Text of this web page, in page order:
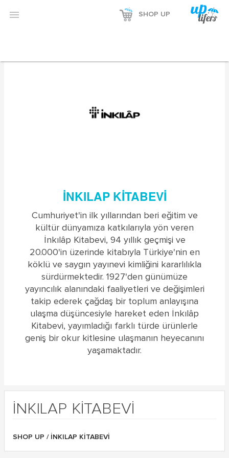
 SHOP UP 
İNKILAP KITABEVI
Cumhuriyet'in ilk yıllarından beri eğitim ve
kültür dünyamıza katkılarıyla yön veren
İnkılâp Kitabevi, 94 yıllık geçmişi ve
20.000'in üzerinde kitabıyla Türkiye'nin en
köklü ve saygın yayınevi kimliğini kararlılıkla
sürdürmektedir. 1927'den günümüze
yayıncılık alanındaki faaliyetleri ve değişimleri
takip ederek çağdaş bir toplum anlayışına
ulaşma düşüncesiyle hareket eden İnkılâp
Kitabevi, yayımladığı farklı türde ürünlerle
geniş bir okur kitlesine ulaşmanın heyecanını
yaşamaktadır.
İNKILAP KITABEVI
SHOP UP / İNKILAP KITABEVI